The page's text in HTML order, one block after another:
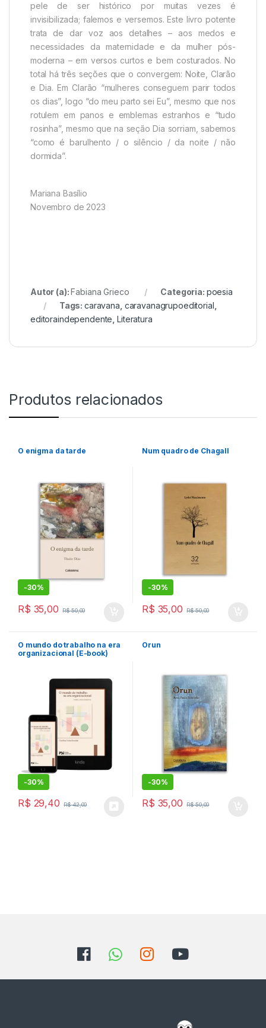
pele de ser histórico por muitas vezes é
invisibilizada; falemos e versemos. Este livro potente
trata de dar voz aos detalhes – aos medos e
necessidades da maternidade e da mulher pós-
moderna – em versos curtos e bem costurados. No
total há três seções que o convergem: Noite, Clarão
e Dia. Em Clarão “mulheres conseguem parir todos
os dias”, logo “do meu parto sei Eu”, mesmo que nos
rotulem em panos e emblemas estranhos e “tudo
rosinha”, mesmo que na seção Dia sorriam, sabemos
“como é barulhento / o silêncio / da noite / não
dormida”.
Mariana Basílio
Novembro de 2023
Autor (a):Fabiana Grieco Categoria: poesia
Tags:caravana caravanagrupoeditorial
editoraindependente ,Literatura
Produtos relacionados
O enigma da tarde
-30%
R$ 35,00 R$50,00
Num quadro de Chagall
-30%
R$ 35,00 R$50,00
O mundo do trabalho na era
organizacional (E-book)
-30%
R$ 29,40 R$42,00
Orun
-30%
R$ 35,00 R$50,00